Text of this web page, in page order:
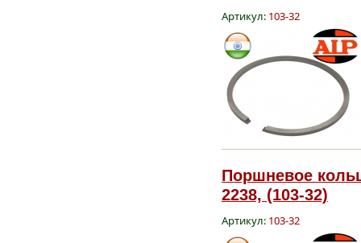
Артикул: 103-32
Поршневое
2238, (103-32)
Артикул: 103-32